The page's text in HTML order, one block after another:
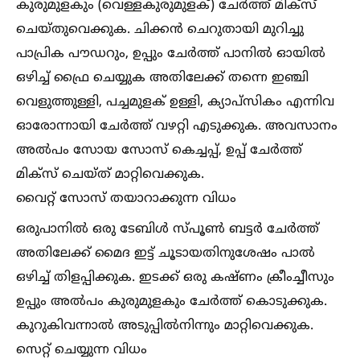
കുരുമുളകും (വെള്ളകുരുമുളക്) ചേർത്ത് മിക്സ്‌
ചെയ്തുവെക്കുക. ചിക്കൻ ചെറുതായി മുറിച്ചു
പാപ്രിക പൗഡറും, ഉപ്പും ചേർത്ത് പാനില്‍ ഓയില്‍
ഒഴിച്ച്‌ ഫ്രൈ ചെയ്യുക അതിലേക്ക് തന്നെ ഇഞ്ചി
വെളുത്തുള്ളി, പച്ചമുളക് ഉള്ളി, ക്യാപ്‌സികം എന്നിവ
ഓരോന്നായി ചേർത്ത് വഴറ്റി എടുക്കുക. അവസാനം
അല്‍പം സോയ സോസ് കെച്ചപ്പ്, ഉപ്പ് ചേർത്ത്
മിക്സ്‌ ചെയ്ത് മാറ്റിവെക്കുക.
വൈറ്റ് സോസ് തയാറാക്കുന്ന വിധം
ഒരുപാനില്‍ ഒരു ടേബിള്‍ സ്പൂണ്‍ ബട്ടർ ചേർത്ത്
അതിലേക്ക് മൈദ ഇട്ട് ചൂടായതിനുശേഷം പാല്‍
ഒഴിച്ച്‌ തിളപ്പിക്കുക. ഇടക്ക് ഒരു കഷ്ണം ക്രീംച്ചീസും
ഉപ്പും അല്‍പം കുരുമുളകും ചേർത്ത് കൊടുക്കുക.
കുറുകിവന്നാല്‍ അടുപ്പില്‍നിന്നും മാറ്റിവെക്കുക.
സെറ്റ് ചെയ്യുന്ന വിധം